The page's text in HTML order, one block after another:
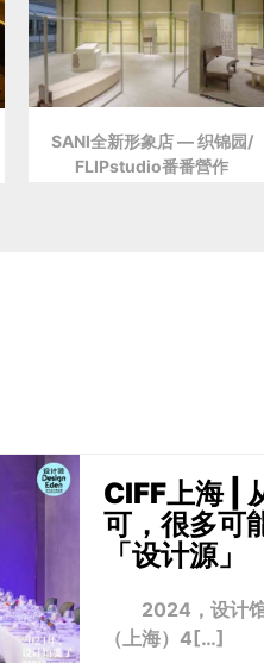
SANI全新形象店 — 织锦园/
FLIPstudio番番營作
CIFF上海 |
可，很多可
「设计源」
2024，设计馆
（上海）4[…]